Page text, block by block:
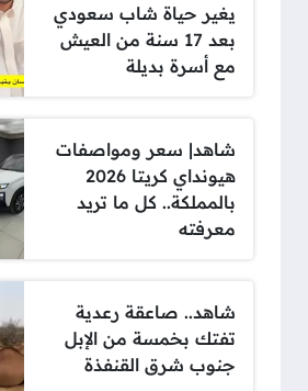
يغير حياة شاب سعودي
بعد 17 سنة من العيش
مع أسرة بديلة
شاهد| سعر ومواصفات
هيونداي كريتا 2026
بالمملكة.. كل ما تريد
معرفته
شاهد.. صاعقة رعدية
تفتك بخمسة من الإبل
جنوب شرق القنفذة